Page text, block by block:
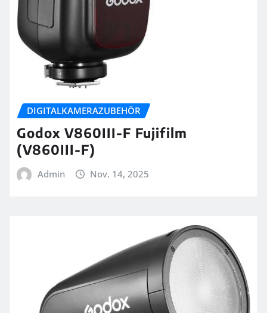
DIGITALKAMERAZUBEHÖR
Godox V860III-F Fujifilm
(V860III-F)
Admin Nov. 14, 2025